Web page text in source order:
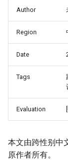
Author
Region
Date
Tags
Evaluation
本文由跨性别中
原作者所有。